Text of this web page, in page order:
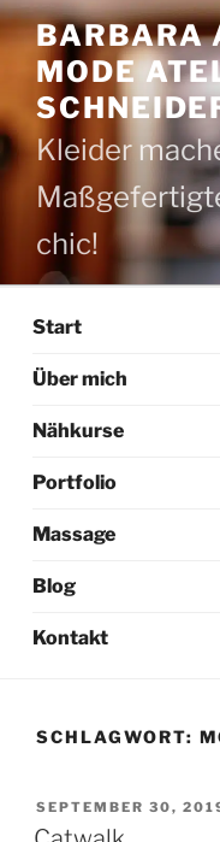
Zum
Inhalt
springen
BARBARA
MODE
Kleider
chic!
Start
Über mich
Nähkurse
Portfolio
Massage
Blog
Kontakt
SCHLAGWORT:
VERÖFFENTLICHT
AM
SEPTEMBER 30,